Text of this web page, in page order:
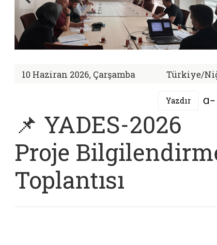
10 Haziran 2026, Çarşamba Türkiye/
Yazdır
📌 YADES-2026
Proje
Toplantısı